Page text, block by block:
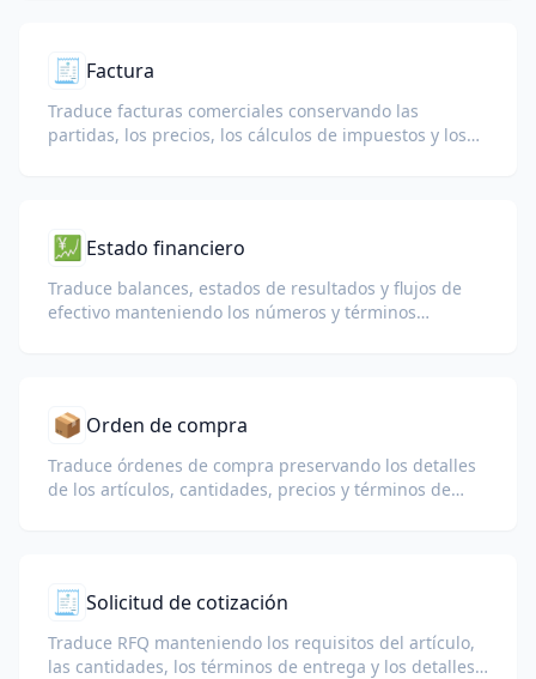
🧾 Factura
Traduce facturas comerciales conservando las
partidas, los precios, los cálculos de impuestos y los
💹 Estado financiero
Traduce balances, estados de resultados y flujos de
efectivo manteniendo los números y términos
📦 Orden de compra
Traduce órdenes de compra preservando los detalles
de los artículos, cantidades, precios y términos de
🧾 Solicitud de cotización
Traduce RFQ manteniendo los requisitos del artículo,
las cantidades, los términos de entrega y los detalles